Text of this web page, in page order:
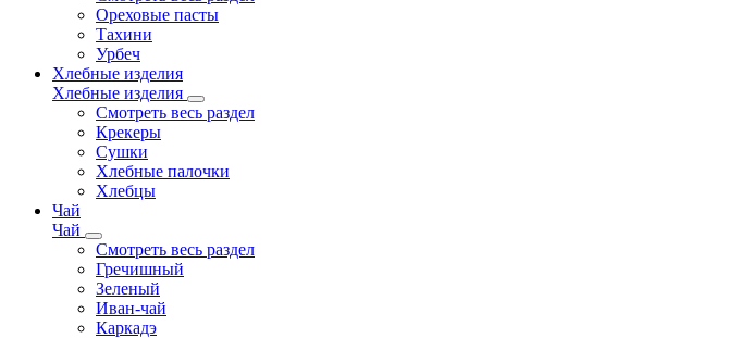
Ореховые пасты
Тахини
Урбеч
Хлебные изделия
Хлебные изделия
Смотреть весь раздел
Крекеры
Сушки
Хлебные палочки
Хлебцы
Чай
Чай
Смотреть весь раздел
Гречишный
Зеленый
Иван-чай
Каркадэ